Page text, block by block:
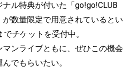
ル特典が付いた「go!go!CLUB
数量限定で用意されているとい
チケットを受付中。
ンライブともに、ぜひこの機会
でもらいたい。